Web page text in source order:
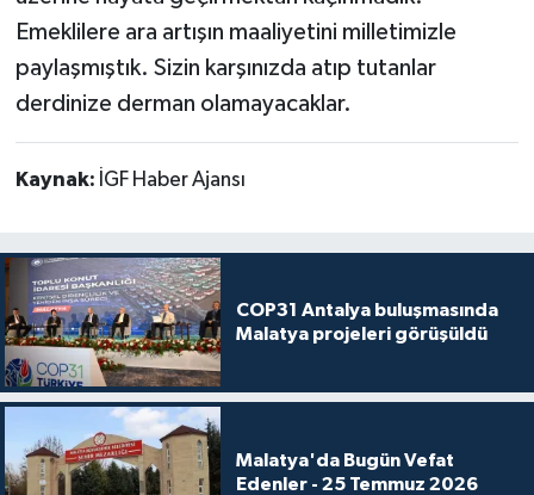
Emeklilere ara artışın maaliyetini milletimizle
paylaşmıştık. Sizin karşınızda atıp tutanlar
derdinize derman olamayacaklar.
Kaynak: İGF Haber Ajansı
COP31 Antalya buluşmasında
Malatya projeleri görüşüldü
Malatya'da Bugün Vefat
Edenler - 25 Temmuz 2026